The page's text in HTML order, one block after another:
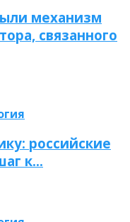
механизм
связанного
российские
к…